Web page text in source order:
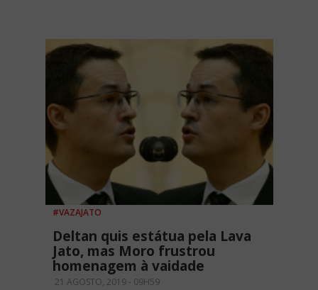
#VAZAJATO
Deltan quis estátua pela Lava
Jato, mas Moro frustrou
homenagem à vaidade
21 AGOSTO, 2019 - 09H59